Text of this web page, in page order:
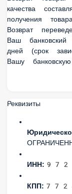
Реквизиты
КПП:
Нагатино-